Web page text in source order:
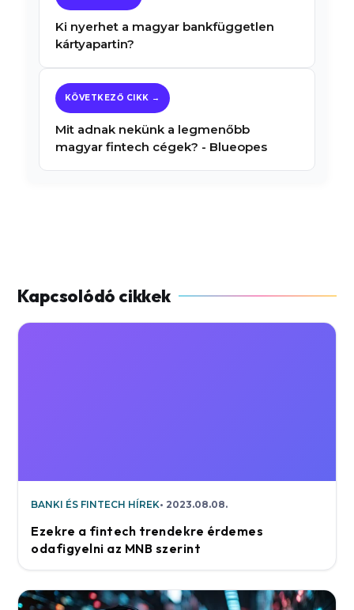
Ki nyerhet a magyar bankfüggetlen
kártyapartin?
Mit adnak nekünk a legmenőbb
magyar fintech cégek? - Blueopes
BANKI ÉS FINTECH HÍREK 2023.08.08.
Ezekre a fintech trendekre érdemes
odafigyelni az MNB szerint